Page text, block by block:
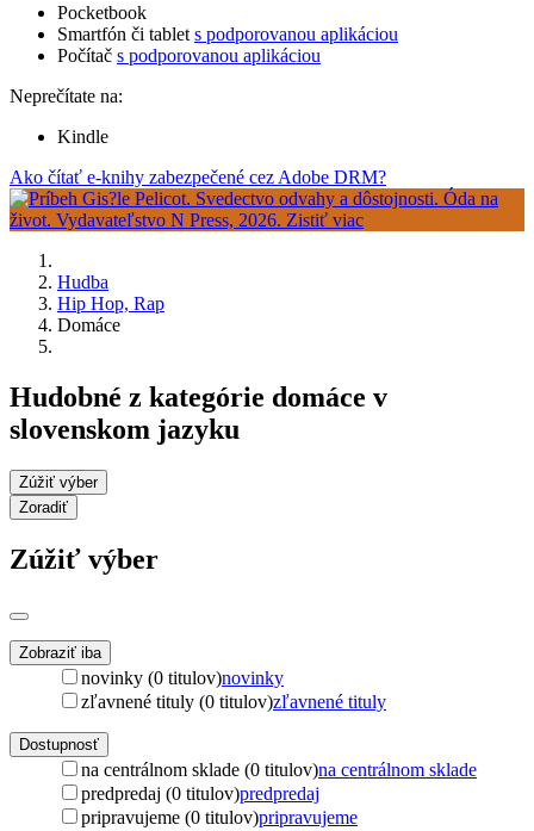
Pocketbook
Smartfón či tablet s podporovanou aplikáciou
Počítač s podporovanou aplikáciou
Neprečítate na:
Kindle
Ako čítať e-knihy zabezpečené cez Adobe DRM?
Hudba
Hip Hop, Rap
Domáce
Hudobné z kategórie domáce v
slovenskom jazyku
Zúžiť výber
Zoradiť
Zúžiť výber
Zobraziť iba
novinky (0 titulov)novinky
zľavnené tituly (0 titulov)zľavnené tituly
Dostupnosť
na centrálnom sklade (0 titulov)na centrálnom sklade
predpredaj (0 titulov)predpredaj
pripravujeme (0 titulov)pripravujeme